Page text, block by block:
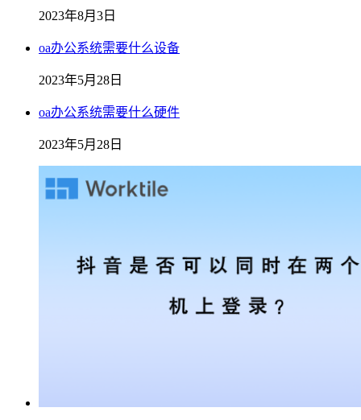
2023年8月3日
oa办公系统需要什么设备
2023年5月28日
oa办公系统需要什么硬件
2023年5月28日